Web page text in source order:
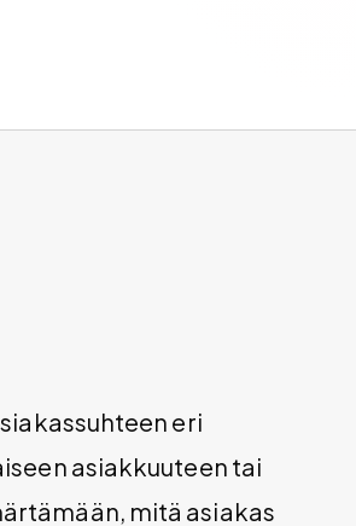
eri
asiakkuuteen tai
mitä asiakas